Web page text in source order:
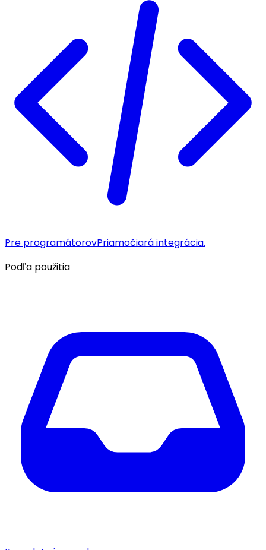
Pre programátorovPriamočiará integrácia.
Podľa použitia